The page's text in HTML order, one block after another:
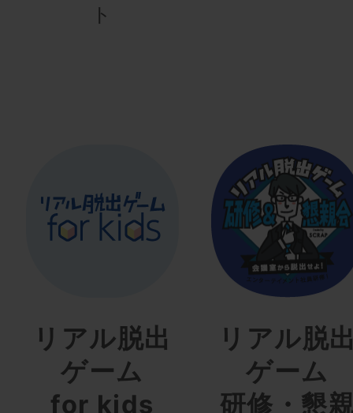
ト
リアル脱出
ゲーム
for kids
リアル脱
ゲーム
研修・懇